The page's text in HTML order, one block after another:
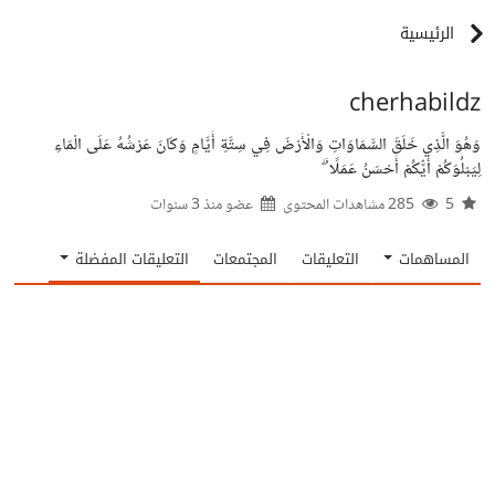
الرئيسية
cherhabildz
وَهُوَ الَّذِي خَلَقَ السَّمَاوَاتِ وَالْأَرْضَ فِي سِتَّةِ أَيَّامٍ وَكَانَ عَرْشُهُ عَلَى الْمَاءِ
لِيَبْلُوَكُمْ أَيُّكُمْ أَحْسَنُ عَمَلًا ۗ
عضو منذ3 سنوات
المساهمات التعليقات المجتمعات التعليقات المفضلة